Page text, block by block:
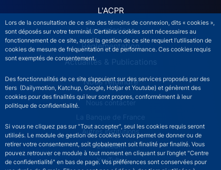
Lors de la consultation de ce site des témoins de connexion, dits « cookies »,
sont déposés sur votre terminal. Certains cookies sont nécessaires au
fonctionnement de ce site, aussi la gestion de ce site requiert l’utilisation de
cookies de mesure de fréquentation et de performance. Ces cookies requis
sont exemptés de consentement.
Des fonctionnalités de ce site s’appuient sur des services proposés par des
tiers (Dailymotion, Katchup, Google, Hotjar et Youtube) et génèrent des
cookies pour des finalités qui leur sont propres, conformément à leur
politique de confidentialité.
Si vous ne cliquez pas sur "Tout accepter", seul les cookies requis seront
utilisés. Le module de gestion des cookies vous permet de donner ou de
retirer votre consentement, soit globalement soit finalité par finalité. Vous
pouvez retrouver ce module à tout moment en cliquant sur l’onglet "Centre
de confidentialité" en bas de page. Vos préférences sont conservées pour
L'ACPR
Nos missions
Réglementation
Actualités & Publications
Nous rejoindre
ACPR footer secondary menu (French)
Nous contacter
La Banque de France
Autres institutions
LinkedIn
YouTube